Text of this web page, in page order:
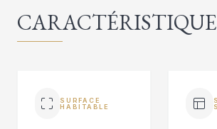
SURFACE
HABITABLE